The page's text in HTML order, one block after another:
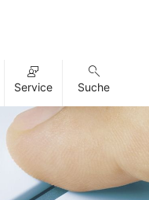
Service Suche